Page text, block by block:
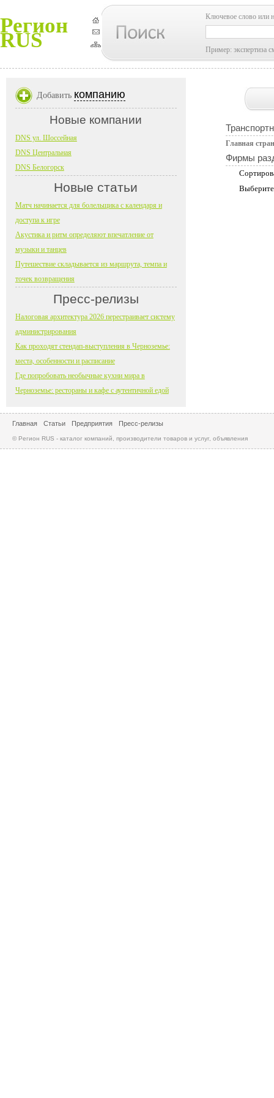
Регион
RUS
Ключевое слово или
Пример: экспертиза
Главная
Фирмы
Добавить компанию
Новые компании
DNS ул. Шоссейная
DNS Центральная
DNS Белогорск
Новые статьи
Матч начинается для болельщика с календаря и
доступа к игре
Акустика и ритм определяют впечатление от
музыки и танцев
Путешествие складывается из маршрута, темпа и
точек возвращения
Пресс-релизы
Налоговая архитектура 2026 перестраивает систему
администрирования
Как проходят стендап-выступления в Черноземье:
места, особенности и расписание
Где попробовать необычные кухни мира в
Черноземье: рестораны и кафе с аутентичной едой
Главная Статьи Предприятия Пресс-релизы
© Регион RUS - каталог компаний, производители товаров и услуг, объявления